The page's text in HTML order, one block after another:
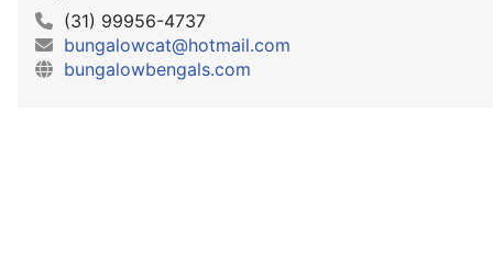
(31) 99956-4737
bungalowcat@hotmail.com
bungalowbengals.com